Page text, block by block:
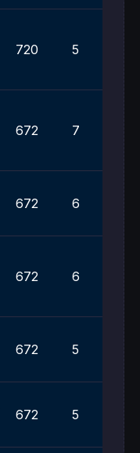
720 5
672 7
672 6
672 6
672 5
672 5